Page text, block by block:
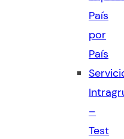
País
por
País
–
Test